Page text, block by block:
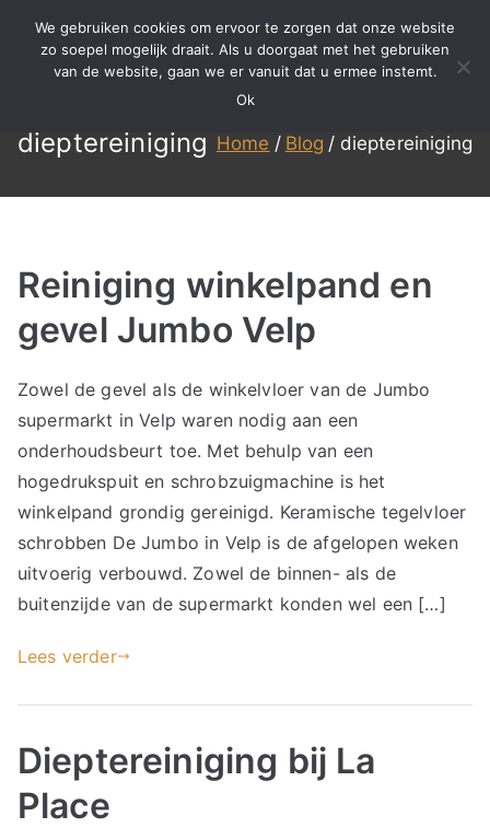
BBS
Reinigen
Meer dan 15 jaar ervaring in
specialistisch reinigen,
dieptereiniging Home Blog dieptereiniging
Reiniging winkelpand en
gevel Jumbo Velp
Zowel de gevel als de winkelvloer van de Jumbo
supermarkt in Velp waren nodig aan een
onderhoudsbeurt toe. Met behulp van een
hogedrukspuit en schrobzuigmachine is het
winkelpand grondig gereinigd. Keramische tegelvloer
schrobben De Jumbo in Velp is de afgelopen weken
uitvoerig verbouwd. Zowel de binnen- als de
buitenzijde van de supermarkt konden wel een […]
Lees verder
Dieptereiniging bij La
Place
We gebruiken cookies om ervoor te zorgen dat onze website
zo soepel mogelijk draait. Als u doorgaat met het gebruiken
van de website, gaan we er vanuit dat u ermee instemt.
Ok